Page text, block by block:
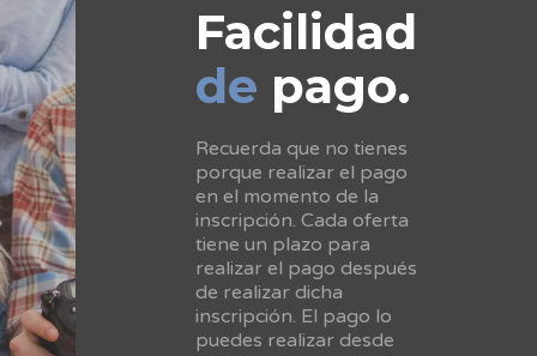
Facilidad
de pago.
Recuerda que no tienes
porque realizar el pago
en el momento de la
inscripción. Cada oferta
tiene un plazo para
realizar el pago después
de realizar dicha
inscripción. El pago lo
puedes realizar desde